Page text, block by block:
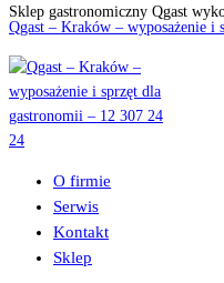
Qgast – Kraków – wyposażenie i
O firmie
Serwis
Kontakt
Sklep
Sklep gastronomiczny Qgast